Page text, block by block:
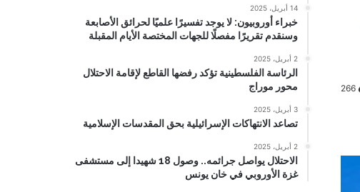
266
14 أبريل، 2025
خبراء أوروبيون: لا يوجد تفسيرًا علميًا لحرائق الأصابعة
وسنقدم تقريرًا مفصلًا للجهات المختصة الأيام المقبلة
2 أبريل، 2025
الرئاسة الفلسطينية تؤكد رفضها القاطع لإقامة الاحتلال
محور موراج
3 أبريل، 2025
تصاعد الانتهاكات الإسرائيلية بحق المقدسات الإسلامية
2 أبريل، 2025
الاحتلال يواصل جرائمه.. وصول 18 شهيدا إلى مستشفى
غزة الأوروبي في خان يونس